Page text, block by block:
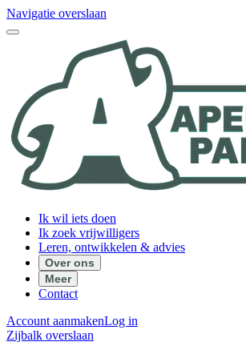
Navigatie overslaan
Ik wil iets doen
Ik zoek vrijwilligers
Leren, ontwikkelen & advies
Over ons
Meer
Contact
Account aanmakenLog in
Zijbalk overslaan